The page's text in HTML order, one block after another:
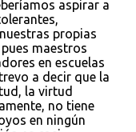
aspirar a
propias
maestros
en escuelas
a decir que la
la virtud
no tiene
en ningún